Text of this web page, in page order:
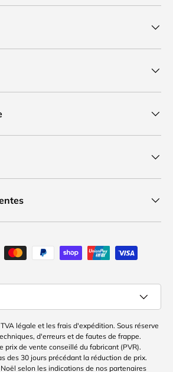
acceptés
légale et les frais d'expédition. Sous réserve
d'erreurs et de fautes de frappe.
prix de vente conseillé du fabricant (PVR).
des 30 jours précédant la réduction de prix.
selon les indications de nos partenaires